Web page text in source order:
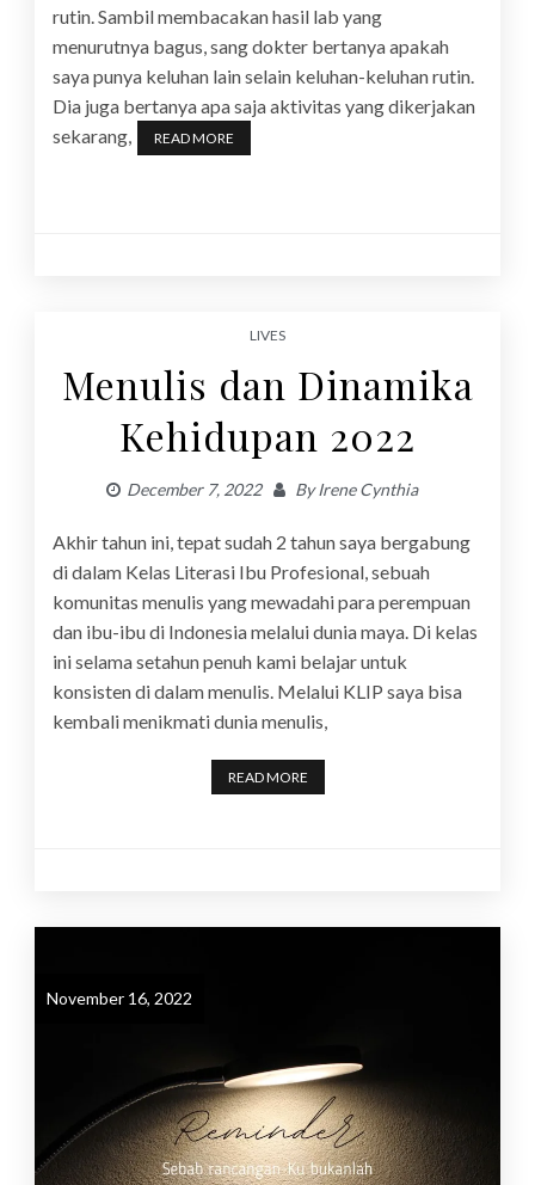
rutin. Sambil membacakan hasil lab yang
menurutnya bagus, sang dokter bertanya apakah
saya punya keluhan lain selain keluhan-keluhan rutin.
Dia juga bertanya apa saja aktivitas yang dikerjakan
sekarang,
READ MORE
LIVES
Menulis dan Dinamika
Kehidupan 2022
December 7, 2022 ByIrene Cynthia
Akhir tahun ini, tepat sudah 2 tahun saya bergabung
di dalam Kelas Literasi Ibu Profesional, sebuah
komunitas menulis yang mewadahi para perempuan
dan ibu-ibu di Indonesia melalui dunia maya. Di kelas
ini selama setahun penuh kami belajar untuk
konsisten di dalam menulis. Melalui KLIP saya bisa
kembali menikmati dunia menulis,
READ MORE
November 16, 2022